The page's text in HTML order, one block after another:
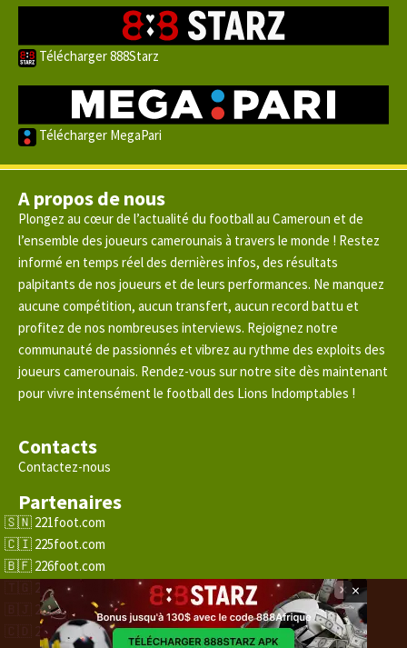
Télécharger 888Starz
Télécharger MegaPari
A propos de nous
Plongez au cœur de l’actualité du football au Cameroun et de
l’ensemble des joueurs camerounais à travers le monde ! Restez
informé en temps réel des dernières infos, des résultats
palpitants de nos joueurs et de leurs performances. Ne manquez
aucune compétition, aucun transfert, aucun record battu et
profitez de nos nombreuses interviews. Rejoignez notre
communauté de passionnés et vibrez au rythme des exploits des
joueurs camerounais. Rendez-vous sur notre site dès maintenant
pour vivre intensément le football des Lions Indomptables !
Contacts
Contactez-nous
Partenaires
221foot.com
225foot.com
226foot.com
228foot.com
229foot.com
243foot.com
×